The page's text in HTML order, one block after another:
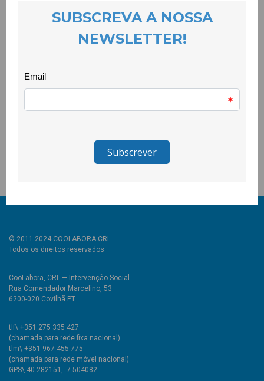
testemunhos, mostraram uma recriação do 25 de Abril de 74 e
ainda responderam às curiosidades das crianças. Foi um
Depois da sessão as equipas técnicas do CLDS.4G.Covilhã e da
professora e com os alunos e alunas à porta da escola para
do Lar Oliveirinhas”. Em troca, as crianças receberam cravos
© 2011-2024 COOLABORA CRL
Todos os direitos reservados
CooLabora, CRL — Intervenção Social
Rua Comendador Marcelino, 53
6200-020 Covilhã PT
tlf\ +351 275 335 427
(chamada para rede fixa nacional)
tlm\ +351 967 455 775
(chamada para rede móvel nacional)
GPS\ 40.282151, -7.504082